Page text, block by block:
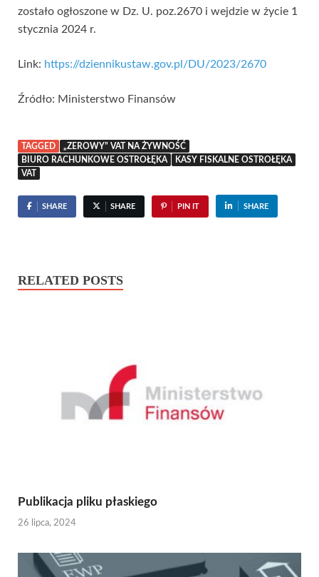
zostało ogłoszone w Dz. U. poz.2670 i wejdzie w życie 1
stycznia 2024 r.
Link: https://dziennikustaw.gov.pl/DU/2023/2670
Źródło: Ministerstwo Finansów
TAGGED
„ZEROWY” VAT NA ŻYWNOŚĆ
BIURO RACHUNKOWE OSTROŁĘKA
KASY FISKALNE OSTROŁĘKA
VAT
SHARE SHARE PIN IT SHARE
RELATED POSTS
Publikacja pliku płaskiego
26 lipca, 2024